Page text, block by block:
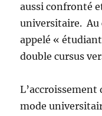
aussi confronté
universitaire. Au
appelé «
double cursus
L’accroissement
mode